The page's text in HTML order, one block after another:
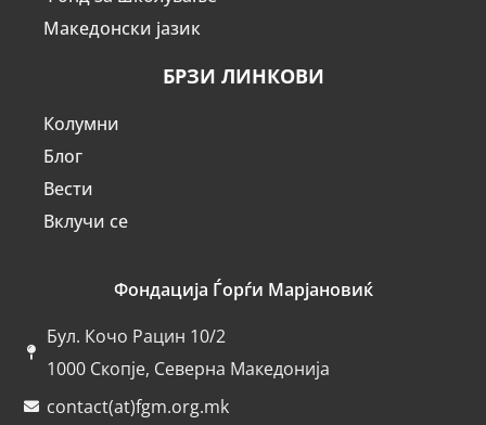
Македонски јазик
БРЗИ ЛИНКОВИ
Колумни
Блог
Вести
Вклучи се
Фондација Ѓорѓи Марјановиќ
Бул. Кочо Рацин 10/2
1000 Скопје, Северна Македонија
contact(at)fgm.org.mk